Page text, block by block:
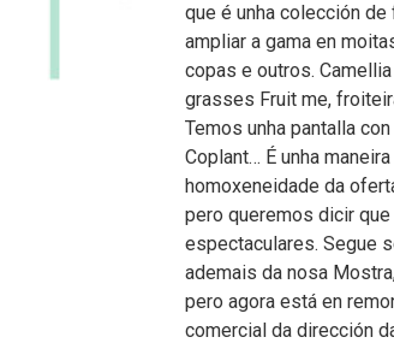
que é unha colección
ampliar a gama en
copas e outros.
grasses Fruit me,
Temos unha pantalla
Coplant… É unha
homoxeneidade da
pero queremos dicir
espectaculares. Segue
ademais da nosa
pero agora está en
comercial da dirección